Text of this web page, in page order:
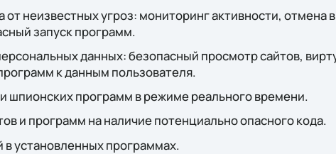
от неизвестных угроз: мониторинг активности, отмена
запуск программ.
данных: безопасный просмотр сайтов,
к данным пользователя.
шпионских программ в режиме реального времени.
и программ на наличие потенциально опасного кода.
в установленных программах.